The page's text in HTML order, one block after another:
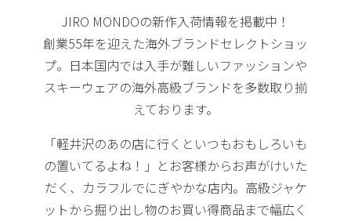
JIRO MONDOの新作入荷情報を掲載中！
創業55年を迎えた海外ブランドセレクトショッ
プ。日本国内では入手が難しいファッションや
スキーウェアの海外高級ブランドを多数取り揃
えております。
「軽井沢のあの店に行くといつもおもしろいも
の置いてるよね！」とお客様からお声がけいた
だく、カラフルでにぎやかな店内。高級ジャケ
ットから掘り出し物のお買い得商品まで幅広く